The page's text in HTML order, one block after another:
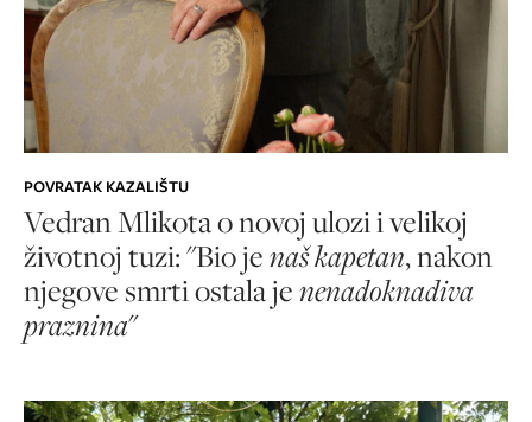
POVRATAK KAZALIŠTU
Vedran Mlikota o novoj ulozi i velikoj
životnoj tuzi: "Bio jenaš kapetan, nakon
njegove smrti ostala jenenadoknadiva
praznina"